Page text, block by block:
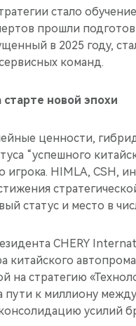
стало
прошли
в 2025 году,
команд.
старте новой эпохи
ценности,
“успешного
игрока. HIMLA, CSH,
статус и место в
CHERY
китайского
на стратегию
к миллиону
усилий